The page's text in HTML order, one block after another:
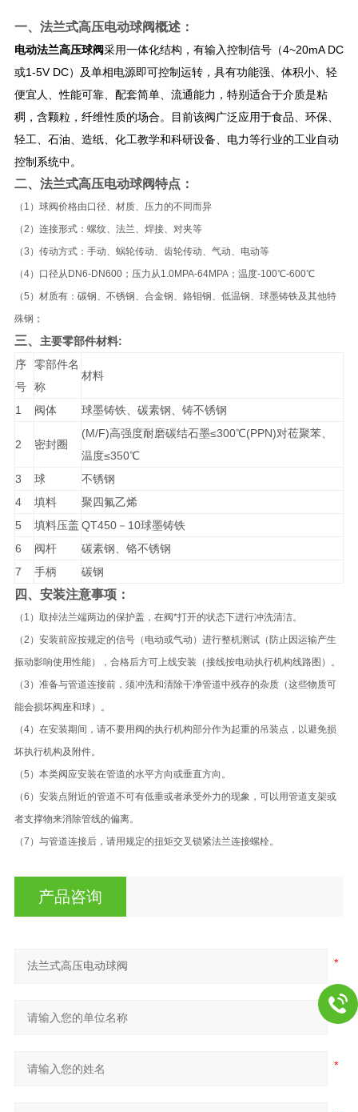
一、 法兰式高压电动球阀概述：​
电动法兰高压球阀采用一体化结构，有输入控制信号（4~20mA DC
或1-5V DC）及单相电源即可控制运转，具有功能强、体积小、轻
便宜人、性能可靠、配套简单、流通能力，特别适合于介质是粘
稠，含颗粒，纤维性质的场合。目前该阀广泛应用于食品、环保、
轻工、石油、造纸、化工教学和科研设备、电力等行业的工业自动
控制系统中。
二、 法兰式高压电动球阀​特点 ：
（1）球阀价格由口径、材质、压力的不同而异
（2）连接形式：螺纹、法兰、焊接、对夹等
（3）传动方式：手动、蜗轮传动、齿轮传动、气动、电动等
（4）口径从DN6-DN600；压力从1.0MPA-64MPA；温度-100℃-600℃
（5）材质有：碳钢、不锈钢、合金钢、鉻钼钢、低温钢、球墨铸铁及其他特
殊钢；
三、​ 主要零部件材料:
序
号
零部件名
称
材料
1 阀体 球墨铸铁、碳素钢、铸不锈钢
2 密封圈
(M/F)高强度耐磨碳结石墨≤300℃(PPN)对莅聚苯、
温度≤350℃
3
球
不锈钢
4
填料
聚四氟乙烯
5
填料压盖 QT450－10球墨铸铁
6
阀杆
碳素钢、铬不锈钢
7
手柄 碳钢
四、 安装注意事项：
（1）取掉法兰端两边的保护盖，在阀*打开的状态下进行冲洗清洁。
（2）安装前应按规定的信号（电动或气动）进行整机测试（防止因运输产生
振动影响使用性能），合格后方可上线安装（接线按电动执行机构线路图）。
（3）准备与管道连接前，须冲洗和清除干净管道中残存的杂质（这些物质可
能会损坏阀座和球）。
（4）在安装期间，请不要用阀的执行机构部分作为起重的吊装点，以避免损
坏执行机构及附件。
（5）本类阀应安装在管道的水平方向或垂直方向。
（6）安装点附近的管道不可有低垂或者承受外力的现象，可以用管道支架或
者支撑物来消除管线的偏离。
（7）与管道连接后，请用规定的扭矩交叉锁紧法兰连接螺栓。
产品咨询